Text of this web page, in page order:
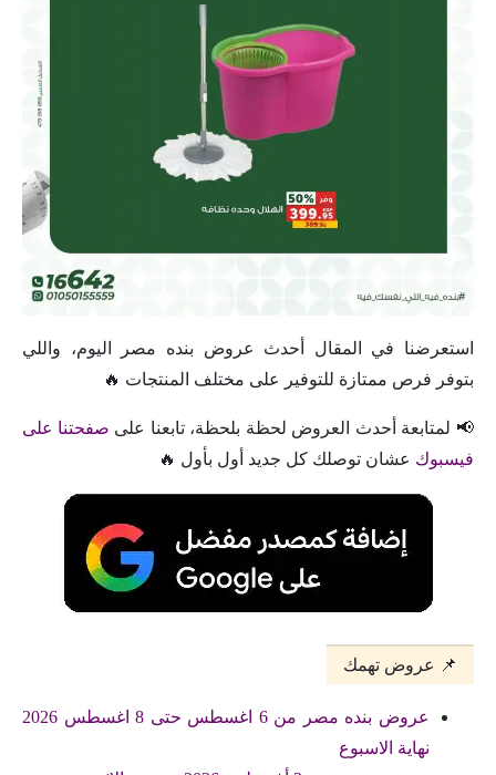
استعرضنا في المقال أحدث عروض بنده مصر اليوم، واللي
بتوفر فرص ممتازة للتوفير على مختلف المنتجات 🔥
📢 لمتابعة أحدث العروض لحظة بلحظة، تابعنا على صفحتنا على
فيسبوك عشان توصلك كل جديد أول بأول 🔥
📌 عروض تهمك
عروض بنده مصر من 6 اغسطس حتى 8 اغسطس 2026
نهاية الاسبوع